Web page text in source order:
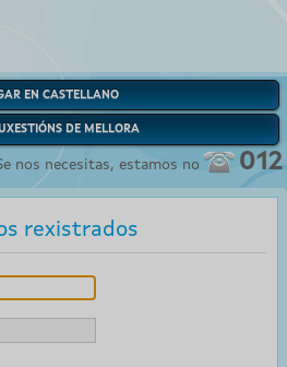
EN CASTELLANO
DE MELLORA
nos necesitas, estamos no 012
rexistrados